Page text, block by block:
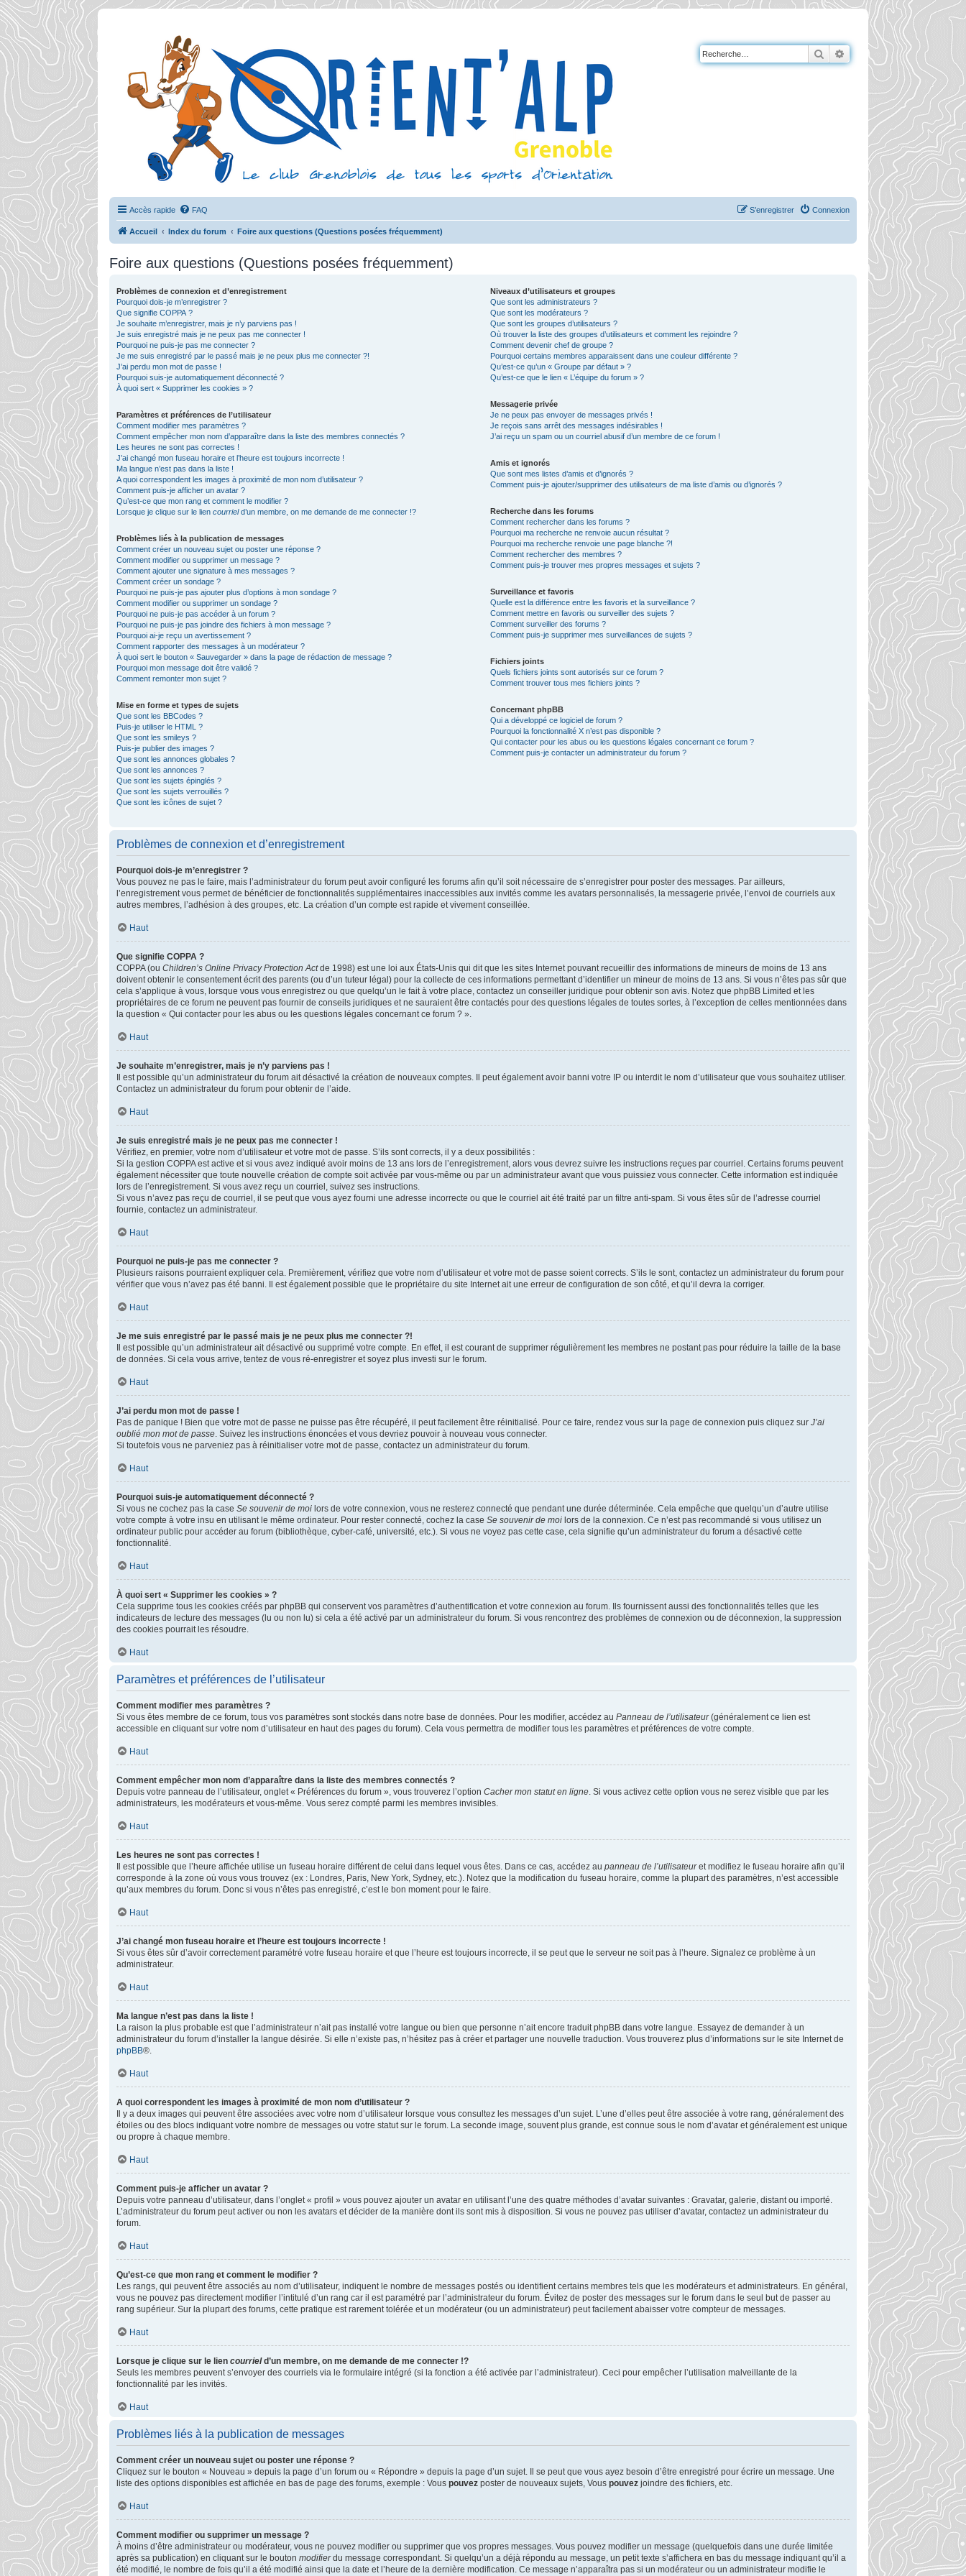
RechercherRecherche avancée
Accès rapide FAQ Connexion
S’enregistrer
Accueil Index du forum Foire aux questions (Questions posées fréquemment)
Foire aux questions (Questions posées fréquemment)
Problèmes de connexion et d’enregistrement
Pourquoi dois-je m’enregistrer ?
Que signifie COPPA ?
Je souhaite m’enregistrer, mais je n’y parviens pas !
Je suis enregistré mais je ne peux pas me connecter !
Pourquoi ne puis-je pas me connecter ?
Je me suis enregistré par le passé mais je ne peux plus me connecter ?!
J’ai perdu mon mot de passe !
Pourquoi suis-je automatiquement déconnecté ?
À quoi sert « Supprimer les cookies » ?
Paramètres et préférences de l’utilisateur
Comment modifier mes paramètres ?
Comment empêcher mon nom d’apparaître dans la liste des membres connectés ?
Les heures ne sont pas correctes !
J’ai changé mon fuseau horaire et l’heure est toujours incorrecte !
Ma langue n’est pas dans la liste !
A quoi correspondent les images à proximité de mon nom d’utilisateur ?
Comment puis-je afficher un avatar ?
Qu’est-ce que mon rang et comment le modifier ?
Lorsque je clique sur le lien courrield’un membre, on me demande de me connecter !?
Problèmes liés à la publication de messages
Comment créer un nouveau sujet ou poster une réponse ?
Comment modifier ou supprimer un message ?
Comment ajouter une signature à mes messages ?
Comment créer un sondage ?
Pourquoi ne puis-je pas ajouter plus d’options à mon sondage ?
Comment modifier ou supprimer un sondage ?
Pourquoi ne puis-je pas accéder à un forum ?
Pourquoi ne puis-je pas joindre des fichiers à mon message ?
Pourquoi ai-je reçu un avertissement ?
Comment rapporter des messages à un modérateur ?
À quoi sert le bouton « Sauvegarder » dans la page de rédaction de message ?
Pourquoi mon message doit être validé ?
Comment remonter mon sujet ?
Mise en forme et types de sujets
Que sont les BBCodes ?
Puis-je utiliser le HTML ?
Que sont les smileys ?
Puis-je publier des images ?
Que sont les annonces globales ?
Que sont les annonces ?
Que sont les sujets épinglés ?
Que sont les sujets verrouillés ?
Que sont les icônes de sujet ?
Niveaux d’utilisateurs et groupes
Que sont les administrateurs ?
Que sont les modérateurs ?
Que sont les groupes d’utilisateurs ?
Où trouver la liste des groupes d’utilisateurs et comment les rejoindre ?
Comment devenir chef de groupe ?
Pourquoi certains membres apparaissent dans une couleur différente ?
Qu’est-ce qu’un « Groupe par défaut » ?
Qu’est-ce que le lien « L’équipe du forum » ?
Messagerie privée
Je ne peux pas envoyer de messages privés !
Je reçois sans arrêt des messages indésirables !
J’ai reçu un spam ou un courriel abusif d’un membre de ce forum !
Amis et ignorés
Que sont mes listes d’amis et d’ignorés ?
Comment puis-je ajouter/supprimer des utilisateurs de ma liste d’amis ou d’ignorés ?
Recherche dans les forums
Comment rechercher dans les forums ?
Pourquoi ma recherche ne renvoie aucun résultat ?
Pourquoi ma recherche renvoie une page blanche ?!
Comment rechercher des membres ?
Comment puis-je trouver mes propres messages et sujets ?
Surveillance et favoris
Quelle est la différence entre les favoris et la surveillance ?
Comment mettre en favoris ou surveiller des sujets ?
Comment surveiller des forums ?
Comment puis-je supprimer mes surveillances de sujets ?
Fichiers joints
Quels fichiers joints sont autorisés sur ce forum ?
Comment trouver tous mes fichiers joints ?
Concernant phpBB
Qui a développé ce logiciel de forum ?
Pourquoi la fonctionnalité X n’est pas disponible ?
Qui contacter pour les abus ou les questions légales concernant ce forum ?
Comment puis-je contacter un administrateur du forum ?
Problèmes de connexion et d’enregistrement
Pourquoi dois-je m’enregistrer ?
Vous pouvez ne pas le faire, mais l’administrateur du forum peut avoir configuré les forums afin qu’il soit nécessaire de s’enregistrer pour poster des messages. Par ailleurs,
l’enregistrement vous permet de bénéficier de fonctionnalités supplémentaires inaccessibles aux invités comme les avatars personnalisés, la messagerie privée, l’envoi de courriels aux
autres membres, l’adhésion à des groupes, etc. La création d’un compte est rapide et vivement conseillée.
Haut
Que signifie COPPA ?
COPPA (ou Children’s Online Privacy Protection Actde 1998) est une loi aux États-Unis qui dit que les sites Internet pouvant recueillir des informations de mineurs de moins de 13 ans
doivent obtenir le consentement écrit des parents (ou d’un tuteur légal) pour la collecte de ces informations permettant d’identifier un mineur de moins de 13 ans. Si vous n’êtes pas sûr que
cela s’applique à vous, lorsque vous vous enregistrez ou que quelqu’un le fait à votre place, contactez un conseiller juridique pour obtenir son avis. Notez que phpBB Limited et les
propriétaires de ce forum ne peuvent pas fournir de conseils juridiques et ne sauraient être contactés pour des questions légales de toutes sortes, à l’exception de celles mentionnées dans
la question « Qui contacter pour les abus ou les questions légales concernant ce forum ? ».
Haut
Je souhaite m’enregistrer, mais je n’y parviens pas !
Il est possible qu’un administrateur du forum ait désactivé la création de nouveaux comptes. Il peut également avoir banni votre IP ou interdit le nom d’utilisateur que vous souhaitez utiliser.
Contactez un administrateur du forum pour obtenir de l’aide.
Haut
Je suis enregistré mais je ne peux pas me connecter !
Vérifiez, en premier, votre nom d’utilisateur et votre mot de passe. S’ils sont corrects, il y a deux possibilités :
Si la gestion COPPA est active et si vous avez indiqué avoir moins de 13 ans lors de l’enregistrement, alors vous devrez suivre les instructions reçues par courriel. Certains forums peuvent
également nécessiter que toute nouvelle création de compte soit activée par vous-même ou par un administrateur avant que vous puissiez vous connecter. Cette information est indiquée
lors de l’enregistrement. Si vous avez reçu un courriel, suivez ses instructions.
Si vous n’avez pas reçu de courriel, il se peut que vous ayez fourni une adresse incorrecte ou que le courriel ait été traité par un filtre anti-spam. Si vous êtes sûr de l’adresse courriel
fournie, contactez un administrateur.
Haut
Pourquoi ne puis-je pas me connecter ?
Plusieurs raisons pourraient expliquer cela. Premièrement, vérifiez que votre nom d’utilisateur et votre mot de passe soient corrects. S’ils le sont, contactez un administrateur du forum pour
vérifier que vous n’avez pas été banni. Il est également possible que le propriétaire du site Internet ait une erreur de configuration de son côté, et qu’il devra la corriger.
Haut
Je me suis enregistré par le passé mais je ne peux plus me connecter ?!
Il est possible qu’un administrateur ait désactivé ou supprimé votre compte. En effet, il est courant de supprimer régulièrement les membres ne postant pas pour réduire la taille de la base
de données. Si cela vous arrive, tentez de vous ré-enregistrer et soyez plus investi sur le forum.
Haut
J’ai perdu mon mot de passe !
Pas de panique ! Bien que votre mot de passe ne puisse pas être récupéré, il peut facilement être réinitialisé. Pour ce faire, rendez vous sur la page de connexion puis cliquez sur J’ai
oublié mon mot de passe. Suivez les instructions énoncées et vous devriez pouvoir à nouveau vous connecter.
Si toutefois vous ne parveniez pas à réinitialiser votre mot de passe, contactez un administrateur du forum.
Haut
Pourquoi suis-je automatiquement déconnecté ?
Si vous ne cochez pas la case Se souvenir de moi lors de votre connexion, vous ne resterez connecté que pendant une durée déterminée. Cela empêche que quelqu’un d’autre utilise
votre compte à votre insu en utilisant le même ordinateur. Pour rester connecté, cochez la case Se souvenir de moi lors de la connexion. Ce n’est pas recommandé si vous utilisez un
ordinateur public pour accéder au forum (bibliothèque, cyber-café, université, etc.). Si vous ne voyez pas cette case, cela signifie qu’un administrateur du forum a désactivé cette
fonctionnalité.
Haut
À quoi sert « Supprimer les cookies » ?
Cela supprime tous les cookies créés par phpBB qui conservent vos paramètres d’authentification et votre connexion au forum. Ils fournissent aussi des fonctionnalités telles que les
indicateurs de lecture des messages (lu ou non lu) si cela a été activé par un administrateur du forum. Si vous rencontrez des problèmes de connexion ou de déconnexion, la suppression
des cookies pourrait les résoudre.
Haut
Paramètres et préférences de l’utilisateur
Comment modifier mes paramètres ?
Si vous êtes membre de ce forum, tous vos paramètres sont stockés dans notre base de données. Pour les modifier, accédez au Panneau de l’utilisateur(généralement ce lien est
accessible en cliquant sur votre nom d’utilisateur en haut des pages du forum). Cela vous permettra de modifier tous les paramètres et préférences de votre compte.
Haut
Comment empêcher mon nom d’apparaître dans la liste des membres connectés ?
Depuis votre panneau de l’utilisateur, onglet « Préférences du forum », vous trouverez l’option Cacher mon statut en ligne. Si vous activez cette option vous ne serez visible que par les
administrateurs, les modérateurs et vous-même. Vous serez compté parmi les membres invisibles.
Haut
Les heures ne sont pas correctes !
Il est possible que l’heure affichée utilise un fuseau horaire différent de celui dans lequel vous êtes. Dans ce cas, accédez au panneau de l’utilisateuret modifiez le fuseau horaire afin qu’il
corresponde à la zone où vous vous trouvez (ex : Londres, Paris, New York, Sydney, etc.). Notez que la modification du fuseau horaire, comme la plupart des paramètres, n’est accessible
qu’aux membres du forum. Donc si vous n’êtes pas enregistré, c’est le bon moment pour le faire.
Haut
J’ai changé mon fuseau horaire et l’heure est toujours incorrecte !
Si vous êtes sûr d’avoir correctement paramétré votre fuseau horaire et que l’heure est toujours incorrecte, il se peut que le serveur ne soit pas à l’heure. Signalez ce problème à un
administrateur.
Haut
Ma langue n’est pas dans la liste !
La raison la plus probable est que l’administrateur n’ait pas installé votre langue ou bien que personne n’ait encore traduit phpBB dans votre langue. Essayez de demander à un
administrateur du forum d’installer la langue désirée. Si elle n’existe pas, n’hésitez pas à créer et partager une nouvelle traduction. Vous trouverez plus d’informations sur le site Internet de
phpBB®.
Haut
A quoi correspondent les images à proximité de mon nom d’utilisateur ?
Il y a deux images qui peuvent être associées avec votre nom d’utilisateur lorsque vous consultez les messages d’un sujet. L’une d’elles peut être associée à votre rang, généralement des
étoiles ou des blocs indiquant votre nombre de messages ou votre statut sur le forum. La seconde image, souvent plus grande, est connue sous le nom d’avatar et généralement est unique
ou propre à chaque membre.
Haut
Comment puis-je afficher un avatar ?
Depuis votre panneau d’utilisateur, dans l’onglet « profil » vous pouvez ajouter un avatar en utilisant l’une des quatre méthodes d’avatar suivantes : Gravatar, galerie, distant ou importé.
L’administrateur du forum peut activer ou non les avatars et décider de la manière dont ils sont mis à disposition. Si vous ne pouvez pas utiliser d’avatar, contactez un administrateur du
forum.
Haut
Qu’est-ce que mon rang et comment le modifier ?
Les rangs, qui peuvent être associés au nom d’utilisateur, indiquent le nombre de messages postés ou identifient certains membres tels que les modérateurs et administrateurs. En général,
vous ne pouvez pas directement modifier l’intitulé d’un rang car il est paramétré par l’administrateur du forum. Évitez de poster des messages sur le forum dans le seul but de passer au
rang supérieur. Sur la plupart des forums, cette pratique est rarement tolérée et un modérateur (ou un administrateur) peut facilement abaisser votre compteur de messages.
Haut
Lorsque je clique sur le lien courrield’un membre, on me demande de me connecter !?
Seuls les membres peuvent s’envoyer des courriels via le formulaire intégré (si la fonction a été activée par l’administrateur). Ceci pour empêcher l’utilisation malveillante de la
fonctionnalité par les invités.
Haut
Problèmes liés à la publication de messages
Comment créer un nouveau sujet ou poster une réponse ?
Cliquez sur le bouton « Nouveau » depuis la page d’un forum ou « Répondre » depuis la page d’un sujet. Il se peut que vous ayez besoin d’être enregistré pour écrire un message. Une
liste des options disponibles est affichée en bas de page des forums, exemple : Vous pouvez poster de nouveaux sujets, Vous pouvez joindre des fichiers, etc.
Haut
Comment modifier ou supprimer un message ?
À moins d’être administrateur ou modérateur, vous ne pouvez modifier ou supprimer que vos propres messages. Vous pouvez modifier un message (quelquefois dans une durée limitée
après sa publication) en cliquant sur le bouton modifierdu message correspondant. Si quelqu’un a déjà répondu au message, un petit texte s’affichera en bas du message indiquant qu’il a
été modifié, le nombre de fois qu’il a été modifié ainsi que la date et l’heure de la dernière modification. Ce message n’apparaîtra pas si un modérateur ou un administrateur modifie le